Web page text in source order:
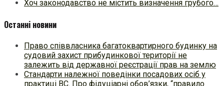
Хоч законодавство не містить визначення грубого…
Останні новини
Право співвласника багатоквартирного будинку на
судовий захист прибудинкової території не
залежить від державної реєстрації прав на землю
Стандарти належної поведінки посадових осіб у
практиці ВC. Про фідуціарні обов’язки, “правило